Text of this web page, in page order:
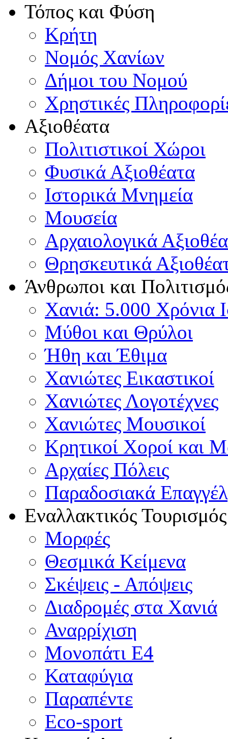
Τόπος και Φύση
Κρήτη
Νομός Χανίων
Δήμοι του Νομού
Χρηστικές
Αξιοθέατα
Πολιτιστικοί Χώροι
Φυσικά Αξιοθέατα
Ιστορικά Μνημεία
Μουσεία
Αρχαιολογικά
Θρησκευτικά
Άνθρωποι και
Χανιά: 5.000 Χρόνια
Μύθοι και Θρύλοι
Ήθη και Έθιμα
Χανιώτες Εικαστικοί
Χανιώτες Λογοτέχνες
Χανιώτες Μουσικοί
Κρητικοί Χοροί και
Αρχαίες Πόλεις
Παραδοσιακά
Εναλλακτικός Τουρισμός
Μορφές
Θεσμικά Κείμενα
Σκέψεις - Απόψεις
Διαδρομές στα Χανιά
Αναρρίχιση
Μονοπάτι Ε4
Καταφύγια
Παραπέντε
Eco-sport